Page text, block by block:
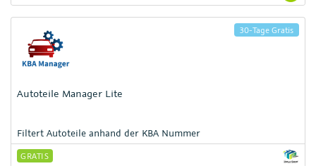
30-Tage Gratis
Autoteile Manager Lite
Filtert Autoteile anhand der KBA Nummer
GRATIS